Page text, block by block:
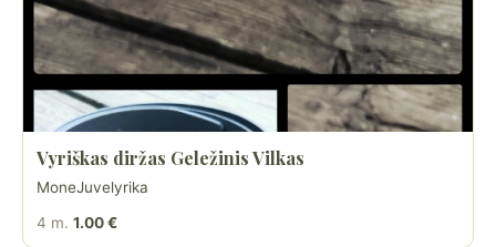
Vyriškas diržas Geležinis Vilkas
MoneJuvelyrika
4 m. 1.00 €